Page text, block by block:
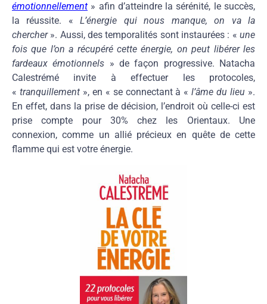
émotionnellement » afin d’atteindre la sérénité, le succès,
la réussite. «L’énergie qui nous manque, on va la
chercher ». Aussi, des temporalités sont instaurées : «une
fois que l’on a récupéré cette énergie, on peut libérer les
fardeaux émotionnels » de façon progressive. Natacha
Calestrémé invite à effectuer les protocoles,
« tranquillement », en « se connectant à «l’âme du lieu ».
En effet, dans la prise de décision, l’endroit où celle-ci est
prise compte pour 30% chez les Orientaux. Une
connexion, comme un allié précieux en quête de cette
flamme qui est votre énergie.